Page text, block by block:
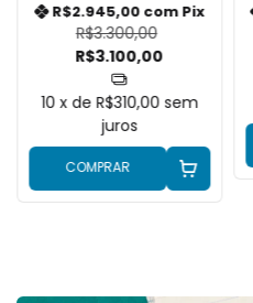
R$3.300,00
R$3.100,00
R$2.945,00 com Pix
10 x de R$310,00 sem
juros
COMPRAR